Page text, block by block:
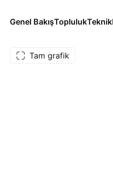
Genel BakışTopluluk
Tam grafik